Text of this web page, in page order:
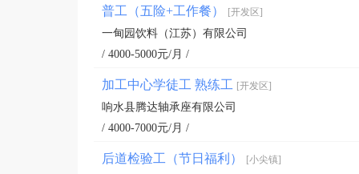
普工（五险+工作餐） [开发区]
一甸园饮料（江苏）有限公司
/ 4000-5000元/月 /
加工中心学徒工 熟练工 [开发区]
响水县腾达轴承座有限公司
/ 4000-7000元/月 /
后道检验工（节日福利） [小尖镇]